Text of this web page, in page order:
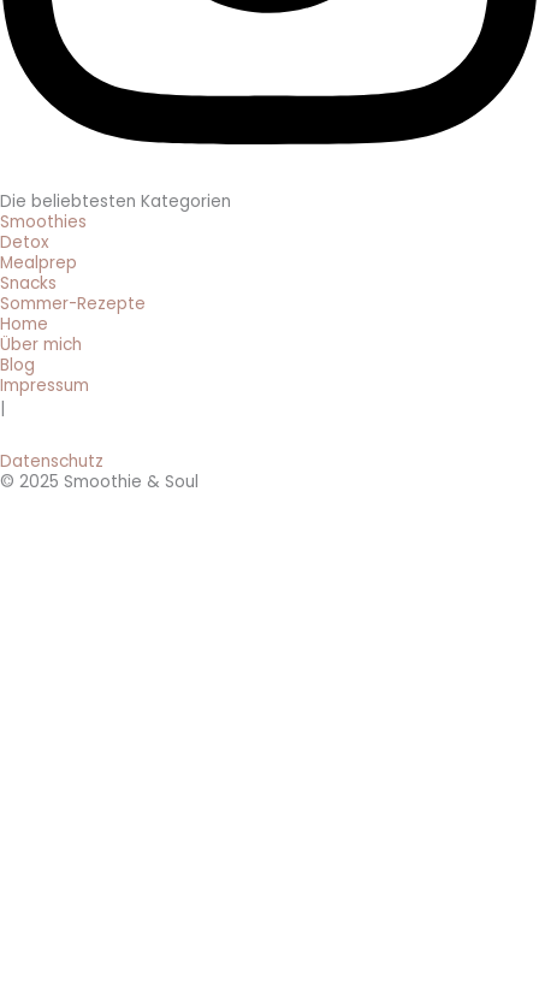
Die beliebtesten Kategorien
Smoothies
Detox
Mealprep
Snacks
Sommer-Rezepte
Home
Über mich
Blog
Impressum
|
Datenschutz
© 2025 Smoothie & Soul